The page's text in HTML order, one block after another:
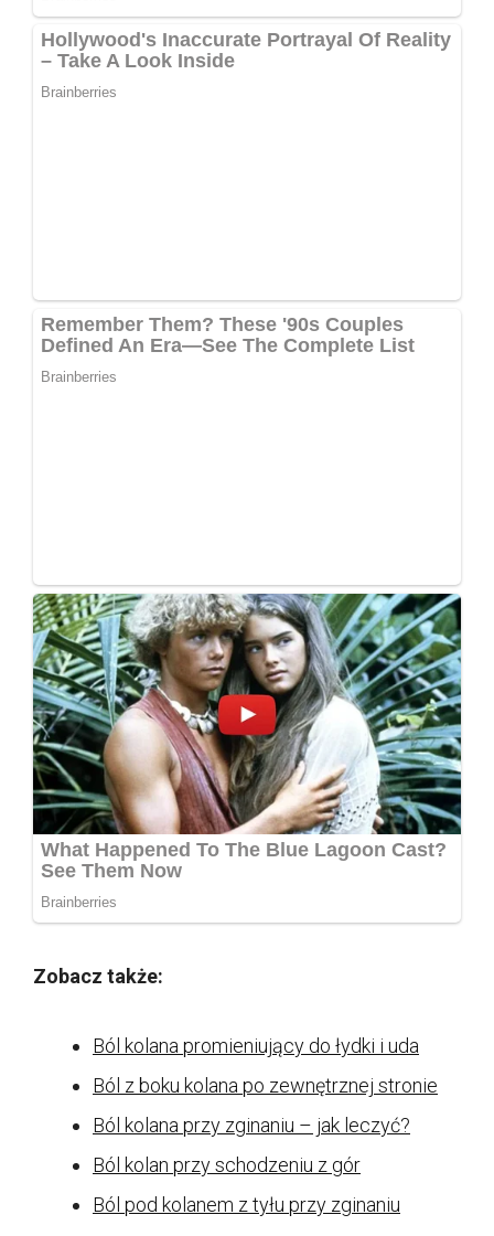
Zobacz także:
Ból kolana promieniujący do łydki i uda
Ból z boku kolana po zewnętrznej stronie
Ból kolana przy zginaniu – jak leczyć?
Ból kolan przy schodzeniu z gór
Ból pod kolanem z tyłu przy zginaniu